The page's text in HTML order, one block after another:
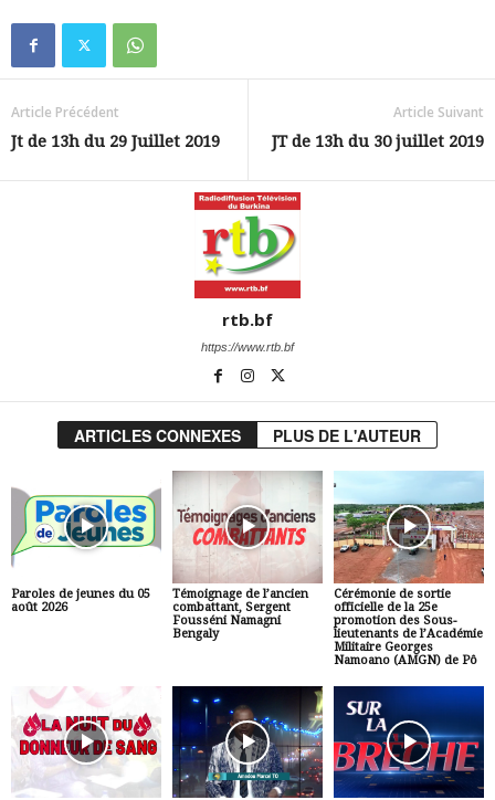
Article Précédent
Jt de 13h du 29 Juillet 2019
Article Suivant
JT de 13h du 30 juillet 2019
rtb.bf
https://www.rtb.bf
ARTICLES CONNEXES PLUS DE L'AUTEUR
Paroles de jeunes du 05
août 2026
Témoignage de l’ancien
combattant, Sergent
Fousséni Namagni
Bengaly
Cérémonie de sortie
officielle de la 25e
promotion des Sous-
lieutenants de l’Académie
Militaire Georges
Namoano (AMGN) de Pô